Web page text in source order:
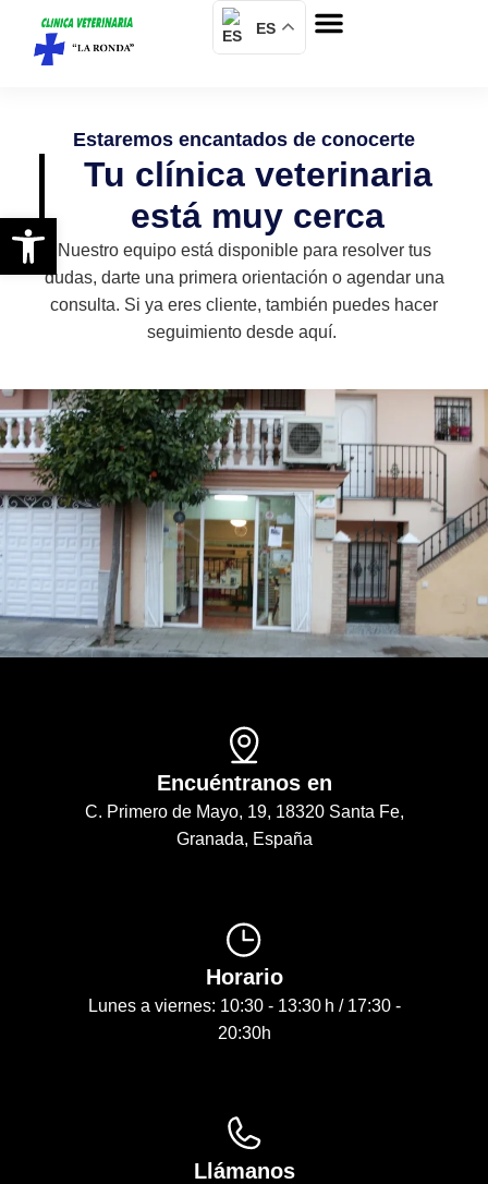
Abrir barra de herramientas
ES
Estaremos encantados de conocerte
Tu clínica veterinaria
está muy cerca
Nuestro equipo está disponible para resolver tus
dudas, darte una primera orientación o agendar una
consulta. Si ya eres cliente, también puedes hacer
seguimiento desde aquí.
Encuéntranos en
C. Primero de Mayo, 19, 18320 Santa Fe,
Granada, España
Horario
Lunes a viernes: 10:30 - 13:30 h / 17:30 -
20:30h
Llámanos